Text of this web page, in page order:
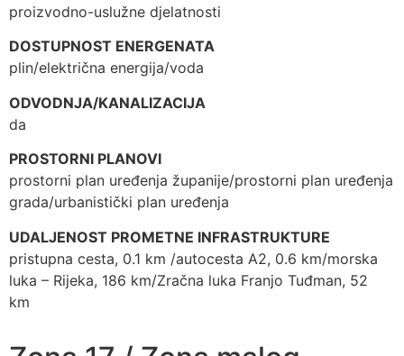
proizvodno-uslužne djelatnosti
DOSTUPNOST ENERGENATA
plin/električna energija/voda
ODVODNJA/KANALIZACIJA
da
PROSTORNI PLANOVI
prostorni plan uređenja županije/prostorni plan uređenja
grada/urbanistički plan uređenja
UDALJENOST PROMETNE INFRASTRUKTURE
pristupna cesta, 0.1 km /autocesta A2, 0.6 km/morska
luka – Rijeka, 186 km/Zračna luka Franjo Tuđman, 52
km